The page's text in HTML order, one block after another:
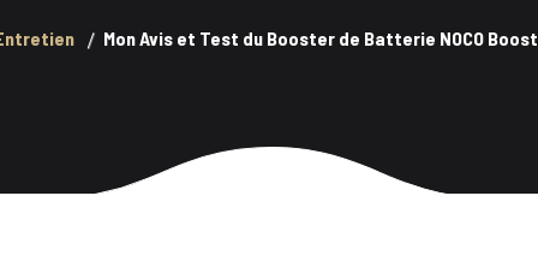
Mon Avis et Test du Booster de Batterie NOCO